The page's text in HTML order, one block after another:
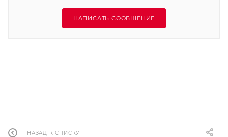
НАПИСАТЬ СООБЩЕНИЕ
НАЗАД К СПИСКУ